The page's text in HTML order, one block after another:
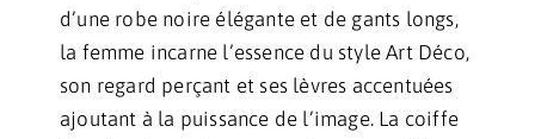
d’une robe noire élégante et de gants longs,
la femme incarne l’essence du style Art Déco,
son regard perçant et ses lèvres accentuées
ajoutant à la puissance de l’image. La coiffe